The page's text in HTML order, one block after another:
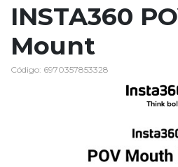
INSTA360
Mount
Código: 6970357853328